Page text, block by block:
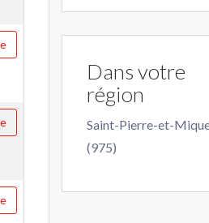
Dans votre
région
Saint-Pierre-et-
(975)